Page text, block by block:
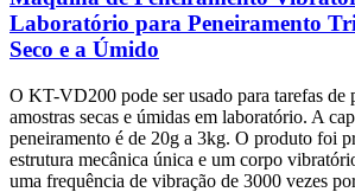
Laboratório para Peneiramento
Seco e a Úmido
O KT-VD200 pode ser usado para tarefas de
amostras secas e úmidas em laboratório. A
peneiramento é de 20g a 3kg. O produto foi
estrutura mecânica única e um corpo
uma frequência de vibração de 3000 vezes